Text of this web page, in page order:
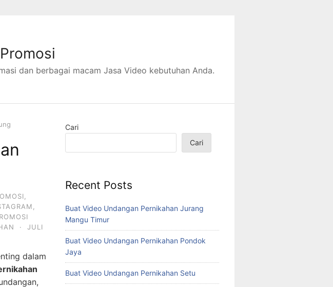
dan berbagai macam Jasa Video kebutuhan Anda.
·
JULI
dalam
Cari
Cari
Recent Posts
Buat Video Undangan Pernikahan Jurang
Mangu Timur
Buat Video Undangan Pernikahan Pondok
Jaya
Buat Video Undangan Pernikahan Setu